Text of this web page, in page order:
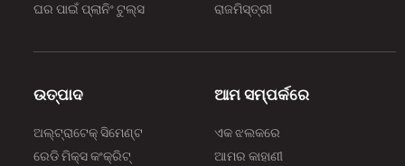
ଘର ପାଇଁ ପ୍ଲାନିଂ ଟୁଲ୍‌‌ସ
ରାଜମିସ୍ତ୍ରୀ
ଉତ୍ପାଦ
ଅଲ୍‌‌ଟ୍ରାଟେକ୍ ସିମେଣ୍ଟ
ରେଡି ମିକ୍ସ କଂକ୍ରିଟ୍
ଆମ ସମ୍ପର୍କରେ
ଏକ ଝଲକରେ
ଆମର କାହାଣୀ